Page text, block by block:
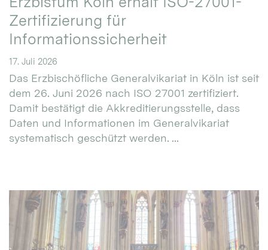
Zertifizierung für
Informationssicherheit
17. Juli 2026
Das Erzbischöfliche Generalvikariat in Köln ist seit
dem 26. Juni 2026 nach ISO 27001 zertifiziert.
Damit bestätigt die Akkreditierungsstelle, dass
Daten und Informationen im Generalvikariat
systematisch geschützt werden. ...